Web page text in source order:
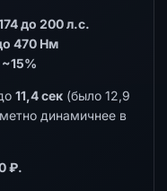
до 200 л.с.
470 Нм
~15%
11,4 сек (было 12,9
динамичнее в
₽.